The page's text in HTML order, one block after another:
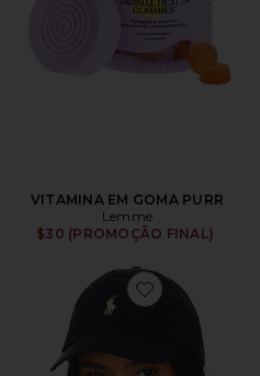
VITAMINA EM GOMA PURR
Lemme
$30 (PROMOÇÃO FINAL)
Favorite Chino Cap